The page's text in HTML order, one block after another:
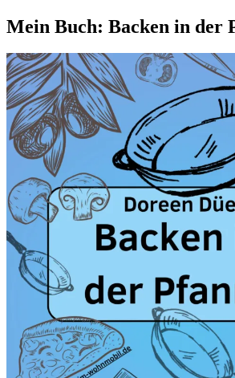
Mein Buch: Backen in der